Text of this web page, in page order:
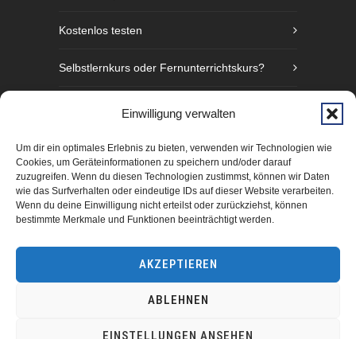
Einwilligung verwalten
Um dir ein optimales Erlebnis zu bieten, verwenden wir Technologien wie
Cookies, um Geräteinformationen zu speichern und/oder darauf
zuzugreifen. Wenn du diesen Technologien zustimmst, können wir Daten
wie das Surfverhalten oder eindeutige IDs auf dieser Website verarbeiten.
Wenn du deine Einwilligung nicht erteilst oder zurückziehst, können
bestimmte Merkmale und Funktionen beeinträchtigt werden.
AKZEPTIEREN
ABLEHNEN
EINSTELLUNGEN ANSEHEN
Kostenlos testen
Selbstlernkurs oder Fernunterrichtskurs?
Fünf Gründe Gebärdensprache zu lernen
manimundo GmbH Hamburg 2025